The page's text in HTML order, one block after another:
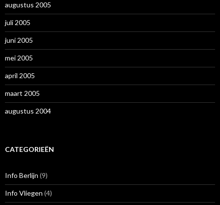
augustus 2005
juli 2005
juni 2005
mei 2005
april 2005
maart 2005
augustus 2004
CATEGORIEËN
Info Berlijn (9)
Info Vliegen (4)